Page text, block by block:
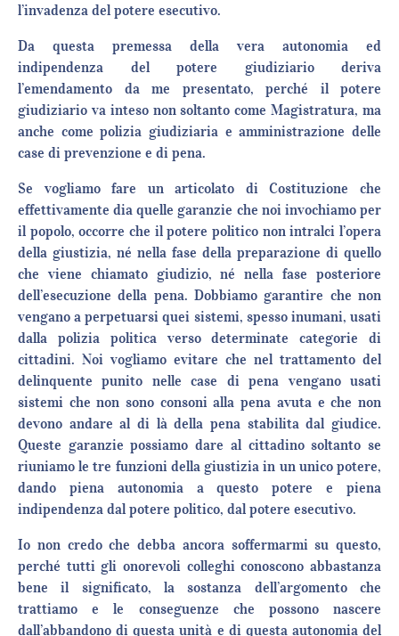
l’invadenza del potere esecutivo.
Da questa premessa della vera autonomia ed
indipendenza del potere giudiziario deriva
l’emendamento da me presentato, perché il potere
giudiziario va inteso non soltanto come Magistratura, ma
anche come polizia giudiziaria e amministrazione delle
case di prevenzione e di pena.
Se vogliamo fare un articolato di Costituzione che
effettivamente dia quelle garanzie che noi invochiamo per
il popolo, occorre che il potere politico non intralci l’opera
della giustizia, né nella fase della preparazione di quello
che viene chiamato giudizio, né nella fase posteriore
dell’esecuzione della pena. Dobbiamo garantire che non
vengano a perpetuarsi quei sistemi, spesso inumani, usati
dalla polizia politica verso determinate categorie di
cittadini. Noi vogliamo evitare che nel trattamento del
delinquente punito nelle case di pena vengano usati
sistemi che non sono consoni alla pena avuta e che non
devono andare al di là della pena stabilita dal giudice.
Queste garanzie possiamo dare al cittadino soltanto se
riuniamo le tre funzioni della giustizia in un unico potere,
dando piena autonomia a questo potere e piena
indipendenza dal potere politico, dal potere esecutivo.
Io non credo che debba ancora soffermarmi su questo,
perché tutti gli onorevoli colleghi conoscono abbastanza
bene il significato, la sostanza dell’argomento che
trattiamo e le conseguenze che possono nascere
dall’abbandono di questa unità e di questa autonomia del